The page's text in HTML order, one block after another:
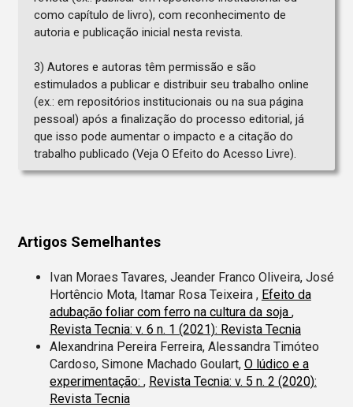
como capítulo de livro), com reconhecimento de
autoria e publicação inicial nesta revista.
3) Autores e autoras têm permissão e são
estimulados a publicar e distribuir seu trabalho online
(ex.: em repositórios institucionais ou na sua página
pessoal) após a finalização do processo editorial, já
que isso pode aumentar o impacto e a citação do
trabalho publicado (Veja O Efeito do Acesso Livre).
Artigos Semelhantes
Ivan Moraes Tavares, Jeander Franco Oliveira, José
Hortêncio Mota, Itamar Rosa Teixeira , Efeito da
adubação foliar com ferro na cultura da soja ,
Revista Tecnia: v. 6 n. 1 (2021): Revista Tecnia
Alexandrina Pereira Ferreira, Alessandra Timóteo
Cardoso, Simone Machado Goulart, O lúdico e a
experimentação: , Revista Tecnia: v. 5 n. 2 (2020):
Revista Tecnia